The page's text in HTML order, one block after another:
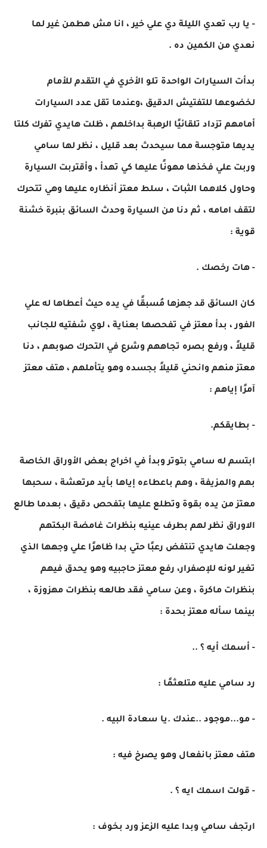
- يا رب تعدي الليلة دي علي خير ، انا مش هطمن غير لما
نعدي من الكمين ده .
بدأت السيارات الواحدة تلو الأخري في التقدم للأمام
لخضوعها للتفتيش الدقيق ،وعندما تقل عدد السيارات
أمامهم تزداد تلقائيًا الرهبة بداخلهم ، ظلت هايدي تفرك كلتا
يديها متوجسة مما سيحدث بعد قليل ، نظر لها سامي
وربت علي فخذها مهونًا عليها كي تهدأ ، وأقتربت السيارة
وحاول كلاهما الثبات ، سلط معتز أنظاره عليها وهي تتحرك
لتقف امامه ، ثم دنا من السيارة وحدث السائق بنبرة خشنة
قوية :
- هات رخصك .
كان السائق قد جهزها مُسبقًا في يده حيث أعطاها له علي
الفور ، بدأ معتز في تفحصها بعناية ، لوي شفتيه للجانب
قليلاً ، ورفع بصره تجاههم وشرع في التحرك صوبهم ، دنا
معتز منهم وانحني قليلاً بجسده وهو يتأملهم ، هتف معتز
آمرًا إياهم :
- بطايقكم.
ابتسم له سامي بتوتر وبدأ في اخراج بعض الأوراق الخاصة
بهم والمزيفة ، وهم باعطاءه إياها بأيد مرتعشة ، سحبها
معتز من يده بقوة وتطلع عليها بتفحص دقيق ، بعدما طالع
الاوراق نظر لهم بطرف عينيه بنظرات غامضة البكتهم
وجعلت هايدي تنتفض رعبًا حتي بدا ظاهرًا علي وجهها الذي
تغير لونه للإصفرار، رفع معتز حاجبيه وهو يحدق فيهم
بنظرات ماكرة ، وعن سامي فقد طالعه بنظرات مهزوزة ،
بينما سأله معتز بحدة :
- أسمك أيه ؟ ..
رد سامي عليه متلعثمًا :
- مو...موجود ..عندك .يا سعادة البيه .
هتف معتز بانفعال وهو يصرخ فيه :
- قولت اسمك ايه ؟ .
ارتجف سامي وبدا عليه الزعز ورد بخوف :